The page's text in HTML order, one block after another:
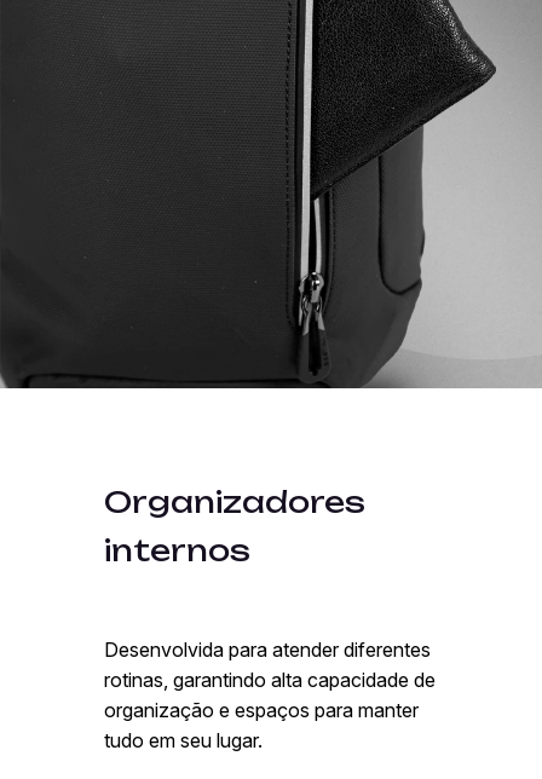
Organizadores
internos
Desenvolvida para atender diferentes
rotinas, garantindo alta capacidade de
organização e espaços para manter
tudo em seu lugar.